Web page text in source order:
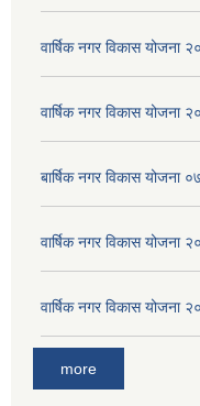
वार्षिक नगर विकास योजना
वार्षिक नगर विकास योजना
बार्षिक नगर विकास योजना
वार्षिक नगर विकास योजना
वार्षिक नगर विकास योजना
more